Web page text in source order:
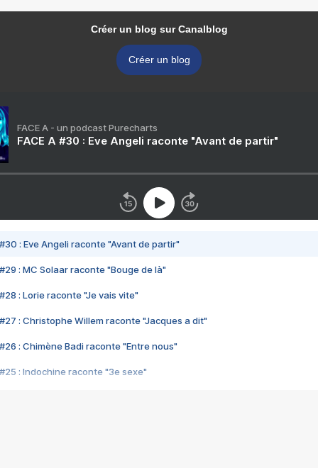
Créer un blog sur Canalblog
Créer un blog
FACE A - un podcast Purecharts
FACE A #30 : Eve Angeli raconte "Avant de partir"
#30 : Eve Angeli raconte "Avant de partir"
#29 : MC Solaar raconte "Bouge de là"
#28 : Lorie raconte "Je vais vite"
#27 : Christophe Willem raconte "Jacques a dit"
#26 : Chimène Badi raconte "Entre nous"
#25 : Indochine raconte "3e sexe"